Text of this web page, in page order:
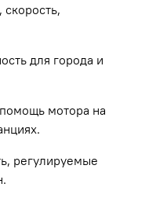
скорость,
для города и
мотора на
регулируемые